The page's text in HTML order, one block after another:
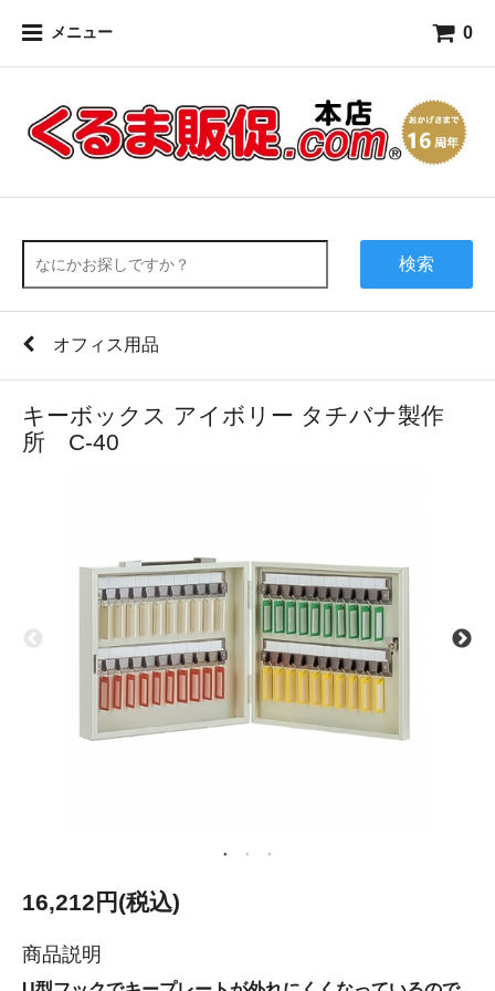
メニュー 0
検索
オフィス用品
キーボックス アイボリー タチバナ製作
所 C-40
16,212円(税込)
商品説明